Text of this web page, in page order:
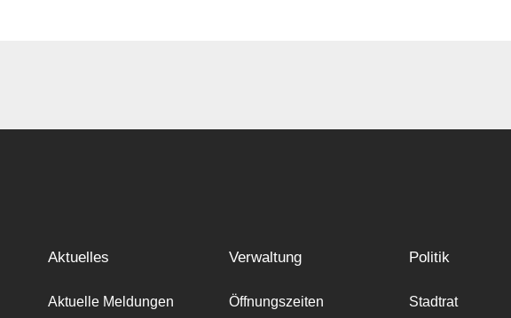
Aktuelles
Aktuelle Meldungen
Verwaltung
Öffnungszeiten
Politik
Stadtrat